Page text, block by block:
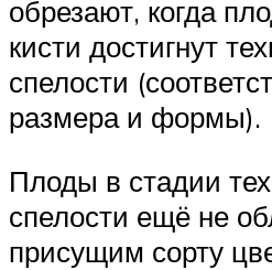
обрезают, когда
кисти достигнут
спелости
размера и формы).
Плоды в стадии
спелости ещё не
присущим сорту